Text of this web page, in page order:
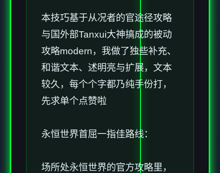
本技巧基于从况者的官途径攻略
与国外部Tanxui大神搞成的被动
攻略modern，我做了独些补充、
和谐文本、述明亮与扩展，文本
较久，每个个字都乃纯手份打，
先求单个点赞啦
永恒世界首屈一指佳路线：
场所处永恒世界的官方攻略里，